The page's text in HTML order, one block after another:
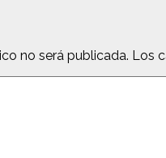
no será publicada. Los